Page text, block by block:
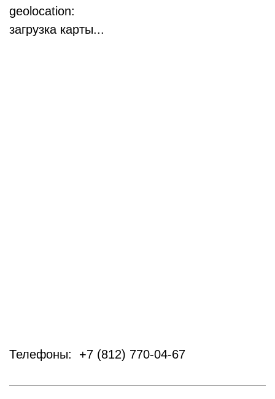
geolocation:
загрузка карты...
Телефоны: +7 (812) 770-04-67